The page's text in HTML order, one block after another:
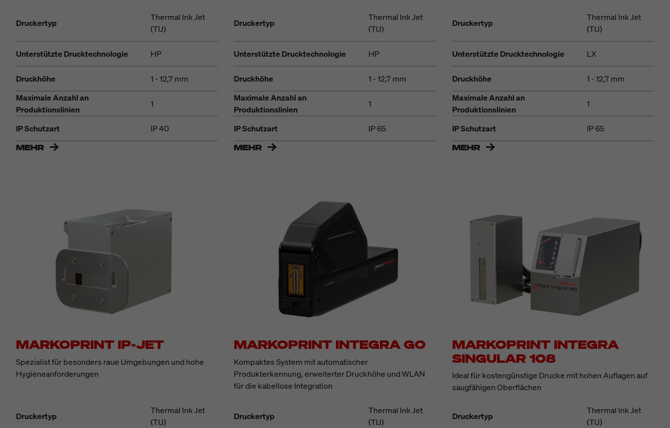
Druckertyp
Thermal Ink Jet
(TIJ)
Unterstützte Drucktechnologie HP
Druckhöhe
1 - 12,7 mm
Maximale Anzahl an
Produktionslinien
1
IP Schutzart
IP 40
MEHR
Druckertyp
Thermal Ink Jet
(TIJ)
Unterstützte Drucktechnologie HP
Druckhöhe
1 - 12,7 mm
Maximale Anzahl an
Produktionslinien
1
IP Schutzart
IP 65
MEHR
Druckertyp
Thermal Ink Jet
(TIJ)
Unterstützte Drucktechnologie LX
Druckhöhe
1 - 12,7 mm
Maximale Anzahl an
Produktionslinien
1
IP Schutzart
IP 65
MEHR
MARKOPRINT IP-JET
Spezialist für besonders raue Umgebungen und hohe
Hygieneanforderungen
Druckertyp
Thermal Ink Jet
(TIJ)
MARKOPRINT INTEGRA GO
Kompaktes System mit automatischer
Produkterkennung, erweiterter Druckhöhe und WLAN
für die kabellose Integration
Druckertyp
Thermal Ink Jet
(TIJ)
MARKOPRINT INTEGRA
SINGULAR 108
Ideal für kostengünstige Drucke mit hohen Auflagen auf
saugfähigen Oberflächen
Druckertyp
Thermal Ink Jet
(TIJ)